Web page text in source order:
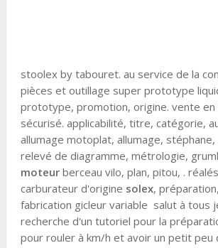
stoolex by tabouret. au service de la
pièces et outillage super prototype
prototype, promotion, origine. vente en
sécurisé. applicabilité, titre, catégorie,
allumage motoplat, allumage, stéphane,
relevé de diagramme, métrologie,
moteurberceau vilo, plan, pitou, .
carburateur d'origine solex, préparation,
fabrication gicleur variable salut à tous
recherche d'un tutoriel pour la
pour rouler à km/h et avoir un petit peu